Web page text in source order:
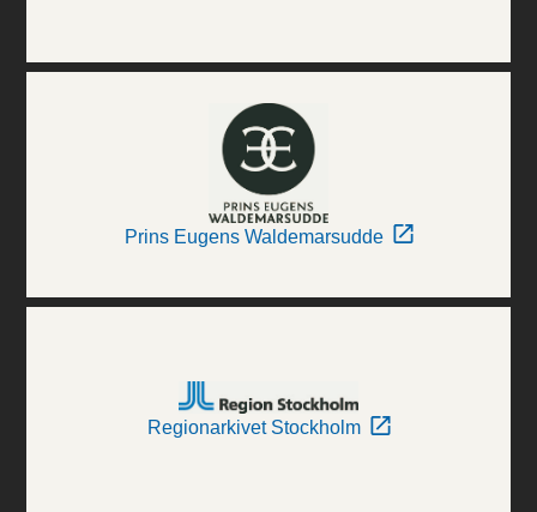
Prins Eugens Waldemarsudde
Regionarkivet Stockholm